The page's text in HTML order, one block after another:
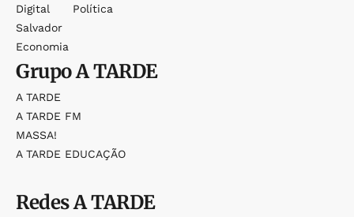
Digital
Salvador
Economia
Política
GrupoA TARDE
A TARDE
A TARDE FM
MASSA!
A TARDE EDUCAÇÃO
RedesA TARDE